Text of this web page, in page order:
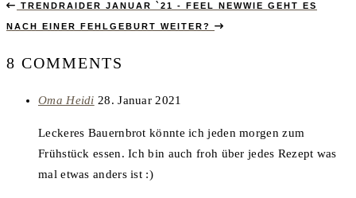
TRENDRAIDER JANUAR `21 - FEEL NEWWIE GEHT ES
NACH EINER FEHLGEBURT WEITER?
8 COMMENTS
Oma Heidisays:
28. Januar 2021
Leckeres Bauernbrot könnte ich jeden morgen zum
Frühstück essen. Ich bin auch froh über jedes Rezept was
mal etwas anders ist :)